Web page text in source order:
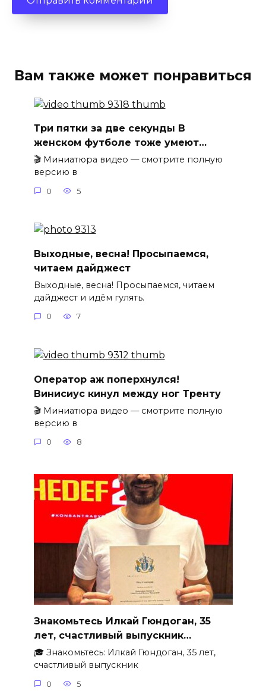
Вам также может понравиться
Три пятки за две секунды В
женском футболе тоже умеют…
🎬 Миниатюра видео — смотрите полную
версию в
0 5
Выходные, весна! Просыпаемся,
читаем дайджест
Выходные, весна! Просыпаемся, читаем
дайджест и идём гулять.
0 7
Оператор аж поперхнулся!
Винисиус кинул между ног Тренту
🎬 Миниатюра видео — смотрите полную
версию в
0 8
Знакомьтесь Илкай Гюндоган, 35
лет, счастливый выпускник…
🎓 Знакомьтесь: Илкай Гюндоган, 35 лет,
счастливый выпускник
0 5